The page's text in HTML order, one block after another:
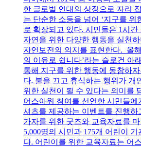
한 글로벌 연대의 상징으로 자리
는 단순한 소등을 넘어 ‘지구를 위
로 확장되고 있다. 시민들은 1시
자연을 위한 다양한 행동을 실천
자연보전의 의지를 표현한다. 올
의 이유로 쉽니다’라는 슬로건 아
통해 지구를 위한 행동에 동참하
다. 불을 끄고 휴식하는 행위가 개
위한 실천이 될 수 있다는 의미를
어스아워 참여를 선언한 시민들에
셔츠를 제공하는 이벤트를 진행하
가자를 위한 굿즈와 교육자료를
5,000명의 시민과 175개 어린이
다. 어린이를 위한 교육자료는 어